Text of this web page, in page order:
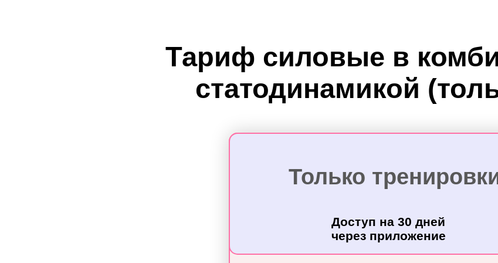
Доступ на 30 дней
через приложение
Только
Тариф силовые в
статодинамикой